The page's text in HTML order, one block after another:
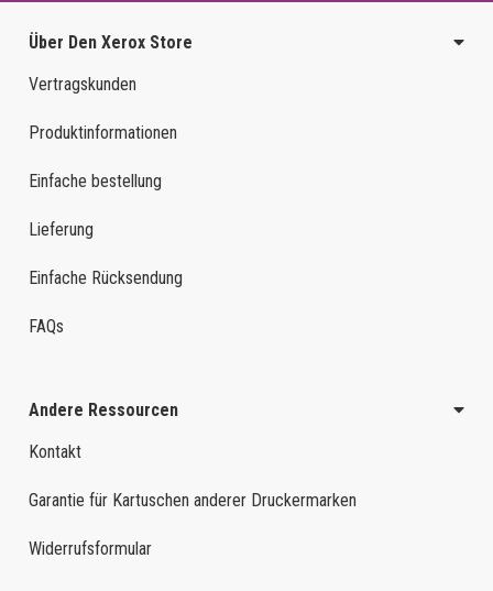
Über Den Xerox Store
Vertragskunden
Produktinformationen
Einfache bestellung
Lieferung
Einfache Rücksendung
FAQs
Andere Ressourcen
Kontakt
Garantie für Kartuschen anderer Druckermarken
Widerrufsformular